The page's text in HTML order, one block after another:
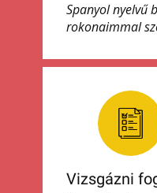
Spanyol nyelvű
rokonaimmal
Vizsgázni